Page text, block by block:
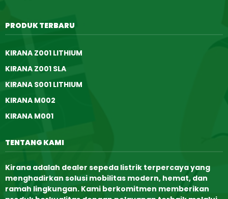
PRODUK TERBARU
KIRANA Z001 LITHIUM
KIRANA Z001 SLA
KIRANA S001 LITHIUM
KIRANA M002
KIRANA M001
TENTANG KAMI
Kirana adalah dealer sepeda listrik terpercaya yang
menghadirkan solusi mobilitas modern, hemat, dan
ramah lingkungan. Kami berkomitmen memberikan